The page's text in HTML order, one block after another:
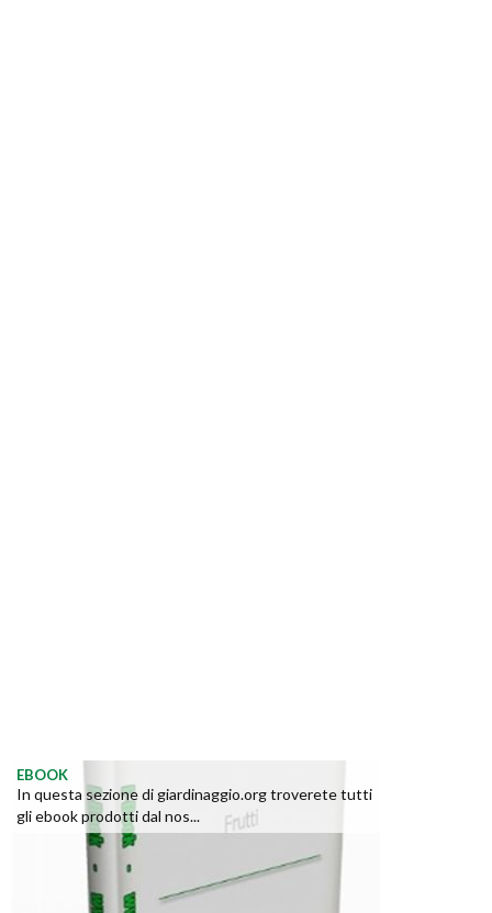
EBOOK
In questa sezione di giardinaggio.org troverete tutti
gli ebook prodotti dal nos...